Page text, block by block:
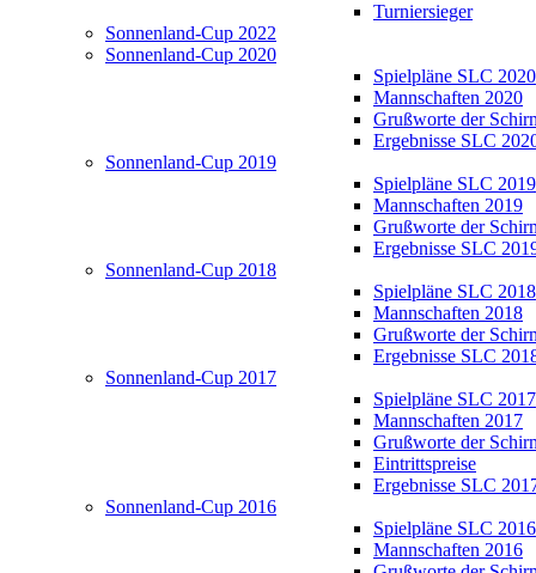
Turniersieger
Sonnenland-Cup 2022
Sonnenland-Cup 2020
Spielpläne SLC 2020
Mannschaften 2020
Grußworte der
Ergebnisse SLC
Sonnenland-Cup 2019
Spielpläne SLC 2019
Mannschaften 2019
Grußworte der
Ergebnisse SLC
Sonnenland-Cup 2018
Spielpläne SLC 2018
Mannschaften 2018
Grußworte der
Ergebnisse SLC
Sonnenland-Cup 2017
Spielpläne SLC 2017
Mannschaften 2017
Grußworte der
Eintrittspreise
Ergebnisse SLC
Sonnenland-Cup 2016
Spielpläne SLC 2016
Mannschaften 2016